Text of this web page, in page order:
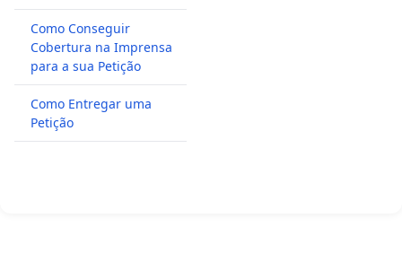
Como Conseguir
Cobertura na Imprensa
para a sua Petição
Como Entregar uma
Petição